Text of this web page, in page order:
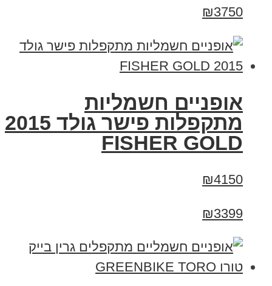
₪3750
אופניים חשמליות
מתקפלות פישר גולד 2015
FISHER GOLD
₪4150
₪3399